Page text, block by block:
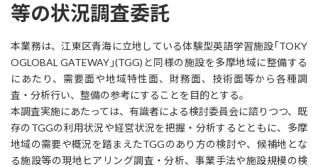
等の状況調査委託
本業務は、江東区青海に立地している体験型英語学習施設｢TOKY
OGLOBAL GATEWAY｣(TGG)と同様の施設を多摩地域に整備する
にあたり、需要面や地域特性面、財務面、技術面等から各種調
査・分析行い、整備の参考にすることを目的とする。
本調査実施にあたっては、有識者による検討委員会に諮りつつ、既
存のTGGの利用状況や経営状況を把握・分析するとともに、多摩
地域の需要や概況を踏まえたTGGのあり方の検討や、候補地とな
る施設等の現地ヒアリング調査・分析、事業手法や施設規模の検